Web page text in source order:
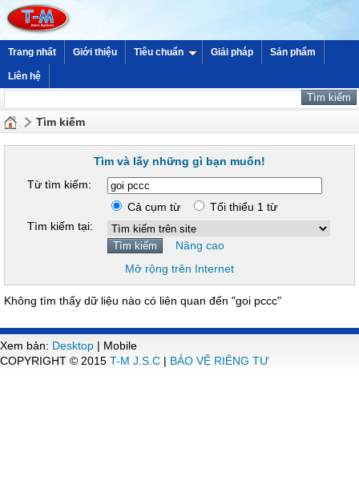
Trang nhất Giới thiệu Tiêu chuẩn Giải pháp Sản phẩm
Liên hệ
Tìm kiếm
Tìm và lấy những gì bạn muốn!
Từ tìm kiếm:
Cả cụm từ
Tối thiểu 1 từ
Tìm kiếm tại:
Nâng cao
Mở rộng trên Internet
Không tìm thấy dữ liệu nào có liên quan đến "goi pccc"
Xem bản: Desktop | Mobile
COPYRIGHT © 2015 T-M J.S.C | BẢO VỆ RIÊNG TƯ